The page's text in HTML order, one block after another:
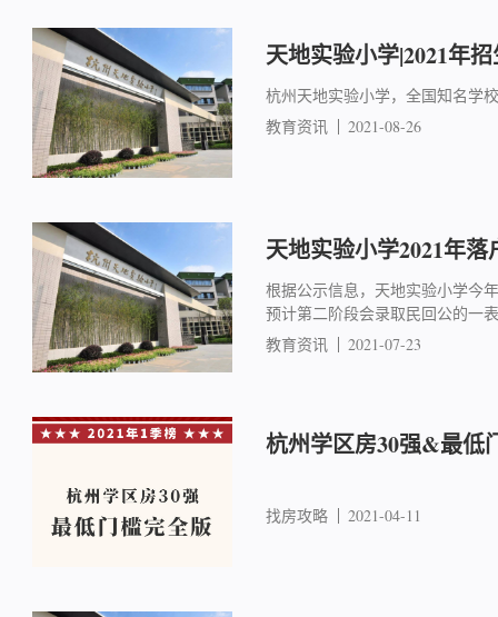
天地实验小学|2021年
杭州天地实验小学，全国知名学
教育资讯
2021-08-26
天地实验小学2021年
根据公示信息，天地实验小学今
预计第二阶段会录取民回公的一
教育资讯
2021-07-23
杭州学区房30强&最低
找房攻略 2021-04-11